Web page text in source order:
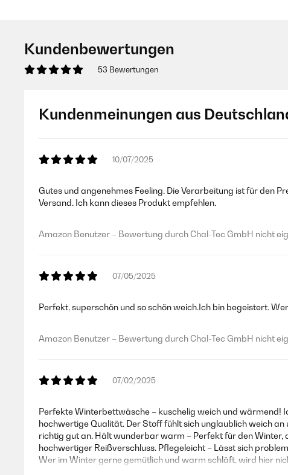
Kundenbewertungen
53 Bewertungen
Kundenmeinungen aus
10/07/2025
Gutes und angenehmes Feeling. Die Verarbeitung ist für den
Versand. Ich kann dieses Produkt empfehlen.
Amazon Benutzer – Bewertung durch Chal-Tec GmbH nicht
07/05/2025
Perfekt, superschön und so schön weich.Ich bin begeistert.
Amazon Benutzer – Bewertung durch Chal-Tec GmbH nicht
07/02/2025
Perfekte Winterbettwäsche – kuschelig weich und wärmend!
hochwertige Qualität. Der Stoff fühlt sich unglaublich weich
richtig gut an. Hält wunderbar warm – Perfekt für den Winter,
hochwertiger Reißverschluss. Pflegeleicht – Lässt sich
Wer im Winter gerne gemütlich und warm schläft, wird hier